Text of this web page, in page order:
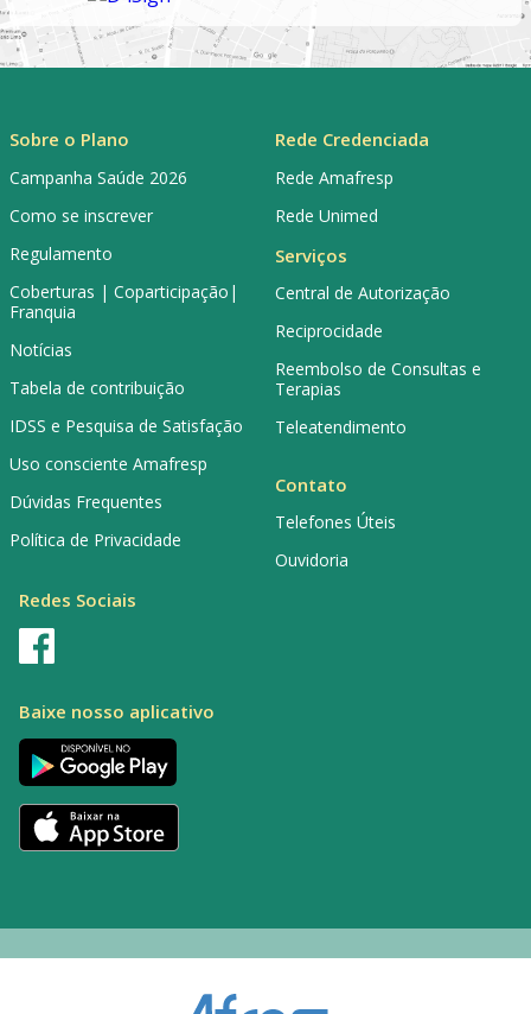
Sobre o Plano
Campanha Saúde 2026
Como se inscrever
Regulamento
Coberturas | Coparticipação|
Franquia
Notícias
Tabela de contribuição
IDSS e Pesquisa de Satisfação
Uso consciente Amafresp
Dúvidas Frequentes
Política de Privacidade
Rede Credenciada
Rede Amafresp
Rede Unimed
Serviços
Central de Autorização
Reciprocidade
Reembolso de Consultas e
Terapias
Teleatendimento
Contato
Telefones Úteis
Ouvidoria
Redes Sociais
Baixe nosso aplicativo